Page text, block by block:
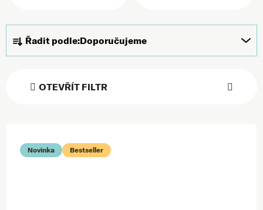
Řazení produktů
Řadit podle:Doporučujeme
OTEVŘÍT FILTR
Novinka Bestseller